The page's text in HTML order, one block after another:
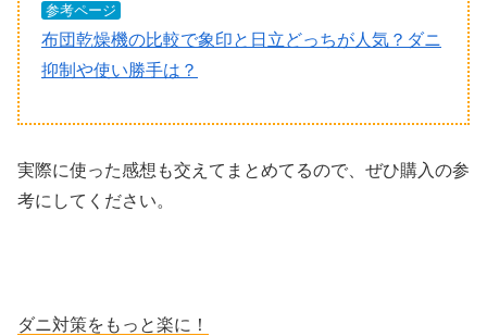
参考ページ
布団乾燥機の比較で象印と日立どっちが人気？ダニ
抑制や使い勝手は？
実際に使った感想も交えてまとめてるので、ぜひ購入の参
考にしてください。
ダニ対策をもっと楽に！